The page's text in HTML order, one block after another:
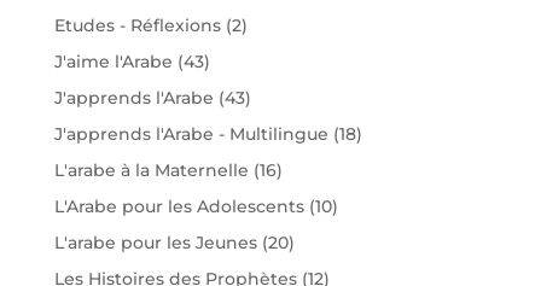
Etudes - Réflexions (2)
J'aime l'Arabe (43)
J'apprends l'Arabe (43)
J'apprends l'Arabe - Multilingue (18)
L'arabe à la Maternelle (16)
L'Arabe pour les Adolescents (10)
L'arabe pour les Jeunes (20)
Les Histoires des Prophètes (12)